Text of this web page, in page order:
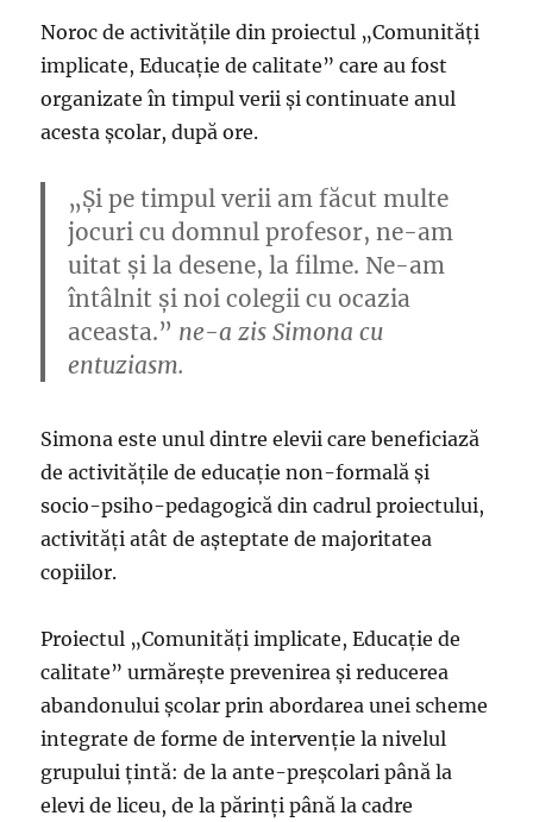
Noroc de activitățile din proiectul „Comunități
implicate, Educație de calitate” care au fost
organizate în timpul verii și continuate anul
acesta școlar, după ore.
„Și pe timpul verii am făcut multe
jocuri cu domnul profesor, ne-am
uitat și la desene, la filme. Ne-am
întâlnit și noi colegii cu ocazia
aceasta.” ne-a zis Simona cu
entuziasm.
Simona este unul dintre elevii care beneficiază
de activitățile de educație non-formală și
socio-psiho-pedagogică din cadrul proiectului,
activități atât de așteptate de majoritatea
copiilor.
Proiectul „Comunități implicate, Educație de
calitate” urmărește prevenirea și reducerea
abandonului școlar prin abordarea unei scheme
integrate de forme de intervenție la nivelul
grupului țintă: de la ante-preșcolari până la
elevi de liceu, de la părinți până la cadre